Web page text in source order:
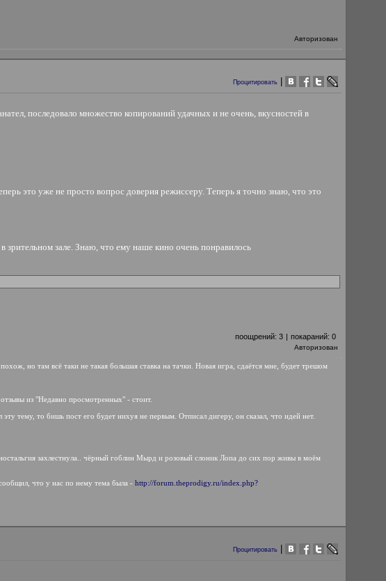
Авторизован
Процитировать
последовало множество копирований удачных и не очень, вкусностей в
это уже не просто вопрос доверия режиссеру. Теперь я точно знаю, что это
зале. Знаю, что ему наше кино очень понравилось
поощрений: 3 | покараний: 0
Авторизован
но там всё таки не такая большая ставка на тачки. Новая игра, сдаётся мне, будет трешом
из "Недавно просмотренных" - стоит.
тему, то бишь пост его будет нихуя не первым. Отписал дигеру, он сказал, что идей нет.
захлестнула.. чёрный гоблин Мырд и розовый слоник Лопа до сих пор живы в моём
что у нас по нему тема была - http://forum.theprodigy.ru/index.php?
Процитировать